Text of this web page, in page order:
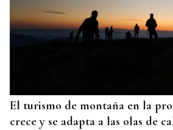
El turismo de montaña en la
crece y se adapta a las olas de